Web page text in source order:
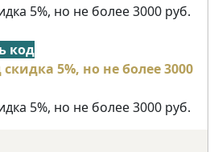
5%, но не более 3000 руб.
код
5%, но не более 3000 руб.